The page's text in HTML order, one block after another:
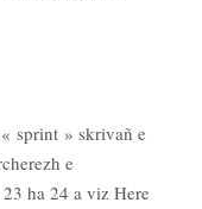
sprint » skrivañ e
e
ha 24 a viz Here